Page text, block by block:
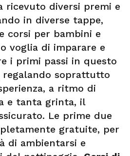
ricevuto diversi premi e
in diverse tappe,
corsi per bambini e
voglia di imparare e
i primi passi in questo
soprattutto
a ritmo di
e tanta grinta, il
Le prime due
gratuite, per
di ambientarsi e